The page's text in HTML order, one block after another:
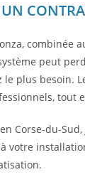
combinée
peut
le plus besoin.
tout
Corse-du-
votre